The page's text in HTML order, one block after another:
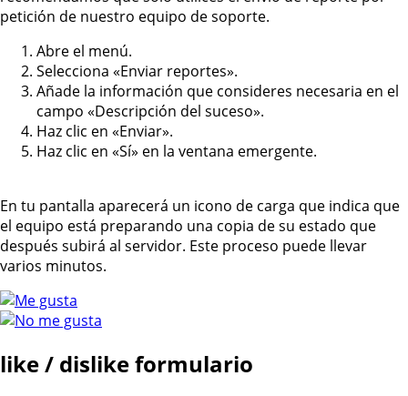
petición de nuestro equipo de soporte.
Abre el menú.
Selecciona «Enviar reportes».
Añade la información que consideres necesaria en el
campo «Descripción del suceso».
Haz clic en «Enviar».
Haz clic en «Sí» en la ventana emergente.
En tu pantalla aparecerá un icono de carga que indica que
el equipo está preparando una copia de su estado que
después subirá al servidor. Este proceso puede llevar
varios minutos.
like / dislike formulario